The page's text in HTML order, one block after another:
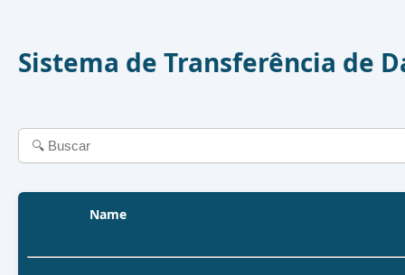
Sistema de Transferência de
Name